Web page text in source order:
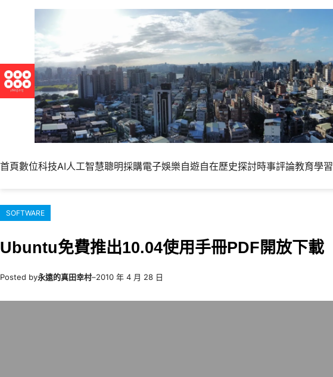
內
容
首頁數位科技AI人工智慧聰明採購電子娛樂自遊自在歷史探討時事評論教育學習
SOFTWARE
Ubuntu免費推出10.04使用手冊PDF開放下載
Posted by永遠的真田幸村–2010 年 4 月 28 日